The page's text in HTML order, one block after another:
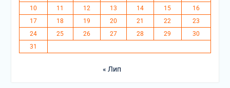
10
11 12 13 14 15
16
17
18 19 20 21 22
23
24
25 26 27 28 29
30
31
« Лип